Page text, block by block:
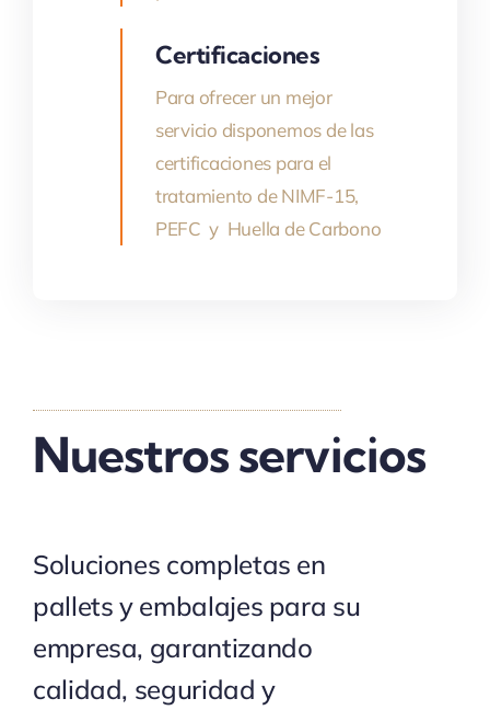
Certificaciones
Para ofrecer un mejor
servicio disponemos de las
certificaciones para el
tratamiento de NIMF-15,
PEFC y Huella de Carbono
Nuestros servicios
Soluciones completas en
pallets y embalajes para su
empresa, garantizando
calidad, seguridad y